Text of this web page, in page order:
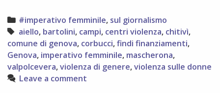
donne:
servizi
e
centri
antiviolenza
a
Genova.
Categories
#imperativo femminile, sul giornalismo
Tags
aiello, bartolini, campi, centri violenza, chitivì,
comune di genova, corbucci,findi finanziamenti,
Genova, imperativo femminile, mascherona,
valpolcevera,violenza di genere,violenza sulle donne
Leave a comment